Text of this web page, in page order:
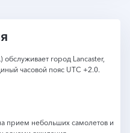
обслуживает город Lancaster,
часовой пояс UTC +2.0.
прием небольших самолетов и